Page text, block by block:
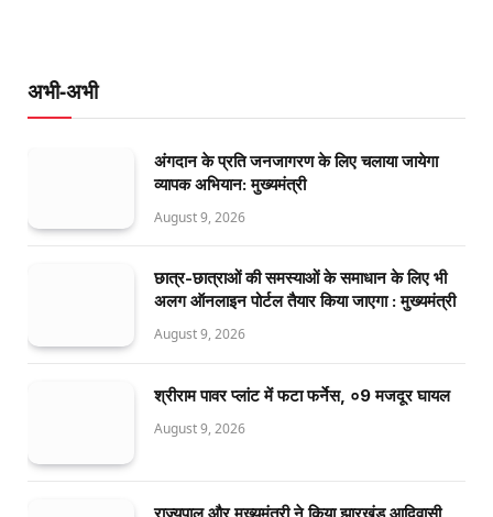
अभी-अभी
अंगदान के प्रति जनजागरण के लिए चलाया जायेगा
व्यापक अभियान: मुख्यमंत्री
August 9, 2026
छात्र-छात्राओं की समस्याओं के समाधान के लिए भी
अलग ऑनलाइन पोर्टल तैयार किया जाएगा : मुख्यमंत्री
August 9, 2026
श्रीराम पावर प्लांट में फटा फर्नेस, ०9 मजदूर घायल
August 9, 2026
राज्यपाल और मुख्यमंत्री ने किया झारखंड आदिवासी